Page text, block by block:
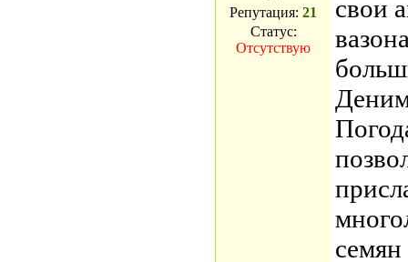
Репутация: 21
Статус:
Отсутствую
свои